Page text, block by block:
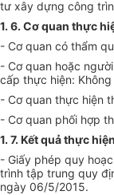
tư xây dựng công
1. 6. Cơ quan thực
- Cơ quan có thẩm
- Cơ quan hoặc
cấp thực hiện: Không
- Cơ quan thực hiện
- Cơ quan phối hợp
1. 7. Kết quả thực
- Giấy phép quy
trình tập trung quy
ngày 06/5/2015.